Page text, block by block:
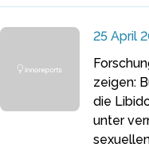
25 April
zeigen:
die
unter